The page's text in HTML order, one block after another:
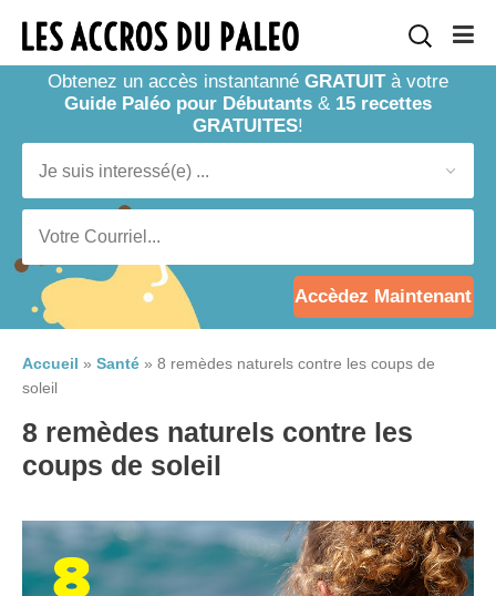
Obtenez un accès instantanné GRATUITà votre
Guide Paléo pour Débutants & 15 recettes
GRATUITES!
Accèdez Maintenant
Accueil » Santé » 8 remèdes naturels contre les coups de
soleil
8 remèdes naturels contre les
coups de soleil